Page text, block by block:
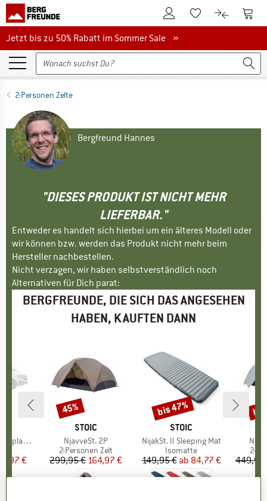
Zum KundenkontoZum Merkzettel.
Zum Zum
Jetzt bis zu 50% Rabatt im Sommer Sale
Jetzt bis zu 50% Rabatt im Sommer Sale »
2-Personen Zelte
Bergfreund Hannes
"DIESES PRODUKT IST NICHT MEHR
LIEFERBAR."
Entweder es handelt sich hierbei um ein älteres Modell oder
wir können bzw. werden das Produkt nicht mehr beim
Hersteller nachbestellen.
Nicht verzagen, wir haben selbstverständlich noch
Alternativen für Dich parat:
BERGFREUNDE, DIE SICH DAS ANGESEHEN
HABEN, KAUFTEN DANN
Preis
€
MARKE
STOIC
Artikel
NjavveSt. 2P
Produktgruppe
2-Personen Zelt
Preis
299,95 €reduzierter Preis
164,97 €
Rabatt
45%
MARKE
STOIC
Artikel
NijakSt. II Sleeping Mat
Produktgruppe
Isomatte
Preis
149,95 € reduzierter Preis
ab 84,77 €
Rabatt
bis 47%
2-
449,95